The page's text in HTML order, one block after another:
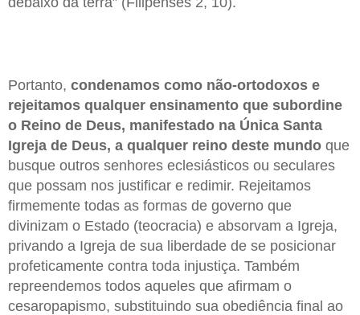
Portanto, condenamos como não-ortodoxos e
rejeitamos qualquer ensinamento que subordine
o Reino de Deus, manifestado na Única Santa
Igreja de Deus, a qualquer reino deste mundo que
busque outros senhores eclesiásticos ou seculares
que possam nos justificar e redimir. Rejeitamos
firmemente todas as formas de governo que
divinizam o Estado (teocracia) e absorvam a Igreja,
privando a Igreja de sua liberdade de se posicionar
profeticamente contra toda injustiça. Também
repreendemos todos aqueles que afirmam o
cesaropapismo, substituindo sua obediência final ao